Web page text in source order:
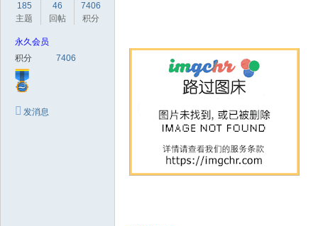
185
主题
46
回帖
7406
积分
永久会员
积分
7406
发消息